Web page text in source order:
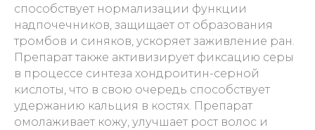
способствует нормализации функции
надпочечников, защищает от образования
тромбов и синяков, ускоряет заживление ран.
Препарат также активизирует фиксацию серы
в процессе синтеза хондроитин-серной
кислоты, что в свою очередь способствует
удержанию кальция в костях. Препарат
омолаживает кожу, улучшает рост волос и